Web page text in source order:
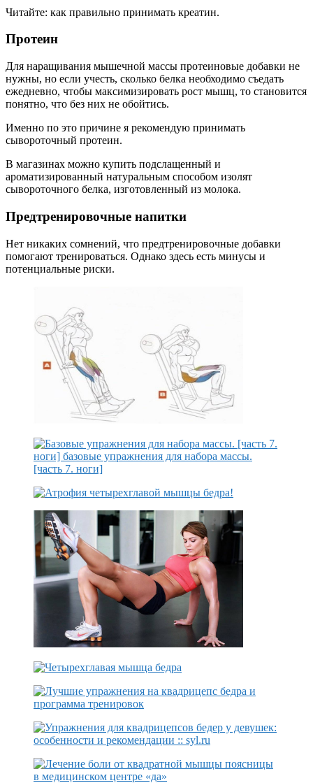
Читайте: как правильно принимать креатин.
Протеин
Для наращивания мышечной массы протеиновые добавки не
нужны, но если учесть, сколько белка необходимо съедать
ежедневно, чтобы максимизировать рост мышц, то становится
понятно, что без них не обойтись.
Именно по это причине я рекомендую принимать
сывороточный протеин.
В магазинах можно купить подслащенный и
ароматизированный натуральным способом изолят
сывороточного белка, изготовленный из молока.
Предтренировочные напитки
Нет никаких сомнений, что предтренировочные добавки
помогают тренироваться. Однако здесь есть минусы и
потенциальные риски.